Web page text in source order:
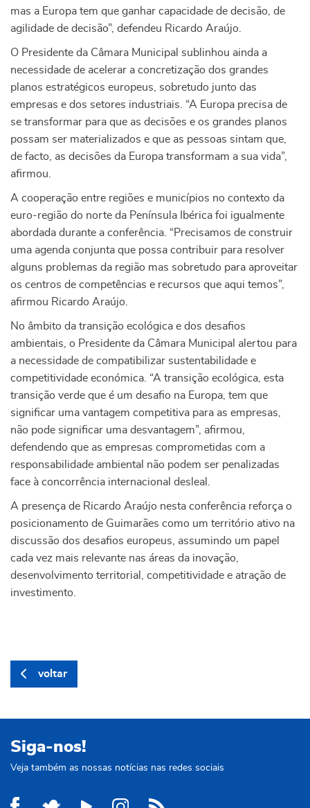
mas a Europa tem que ganhar capacidade de decisão, de
agilidade de decisão”, defendeu Ricardo Araújo.
O Presidente da Câmara Municipal sublinhou ainda a
necessidade de acelerar a concretização dos grandes
planos estratégicos europeus, sobretudo junto das
empresas e dos setores industriais. “A Europa precisa de
se transformar para que as decisões e os grandes planos
possam ser materializados e que as pessoas sintam que,
de facto, as decisões da Europa transformam a sua vida”,
afirmou.
A cooperação entre regiões e municípios no contexto da
euro-região do norte da Península Ibérica foi igualmente
abordada durante a conferência. “Precisamos de construir
uma agenda conjunta que possa contribuir para resolver
alguns problemas da região mas sobretudo para aproveitar
os centros de competências e recursos que aqui temos”,
afirmou Ricardo Araújo.
No âmbito da transição ecológica e dos desafios
ambientais, o Presidente da Câmara Municipal alertou para
a necessidade de compatibilizar sustentabilidade e
competitividade económica. “A transição ecológica, esta
transição verde que é um desafio na Europa, tem que
significar uma vantagem competitiva para as empresas,
não pode significar uma desvantagem”, afirmou,
defendendo que as empresas comprometidas com a
responsabilidade ambiental não podem ser penalizadas
face à concorrência internacional desleal.
A presença de Ricardo Araújo nesta conferência reforça o
posicionamento de Guimarães como um território ativo na
discussão dos desafios europeus, assumindo um papel
cada vez mais relevante nas áreas da inovação,
desenvolvimento territorial, competitividade e atração de
investimento.
voltar
Siga-nos!
Veja também as nossas notícias nas redes sociais